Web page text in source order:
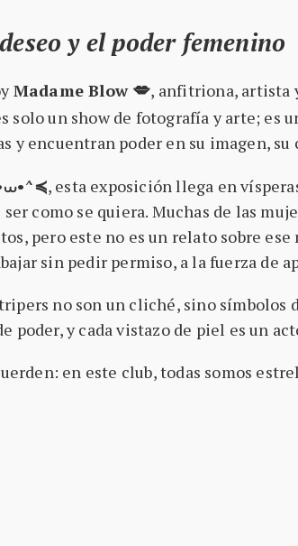
y el poder femenino
Madame Blow 💋, anfitriona, artista
solo un show de fotografía y arte;
y encuentran poder en su imagen,
, esta exposición llega en
como se quiera. Muchas de las
pero este no es un relato sobre
sin pedir permiso, a la fuerza de
no son un cliché, sino símbolos
poder, y cada vistazo de piel es un
en este club, todas somos